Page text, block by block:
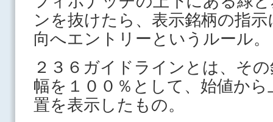
ンを抜けたら、表示銘柄の指
向へエントリーというルール。
２３６ガイドラインとは、そ
幅を１００％として、始値か
置を表示したもの。